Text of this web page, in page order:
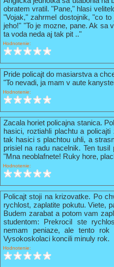
obratem vratil. "Pane," hlasi
"Vojak," zahrmel dostojnik, "co
jeho!" "To je mozne, pane. Ak sa
ta voda neda aj tak pit .."
Hodnotenie:
Pride policajt do masiarstva a
"To nevadi, ja mam v aute
Hodnotenie:
Zacala horiet policajna stanica.
hasici, roztiahli plachtu a
tak hasici s plachtou uhli, a
prisiel na radu nacelnik. Ten
"Mna neoblafnete! Ruky hore,
Hodnotenie:
Policajt stoji na krizovatke. Po
rychlost, zaplatite pokutu. Viete,
Budem zarabat a potom vam
studentom: Prekrocil ste
nemam peniaze, ale tento
Vysokoskolaci koncili minuly rok.
Hodnotenie: